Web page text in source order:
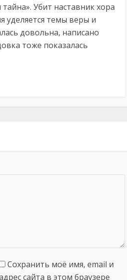
Убит наставник хора
уделяется темы веры и
довольна, написано
тоже показалась
Сохранить моё имя, email и
сайта в этом браузере